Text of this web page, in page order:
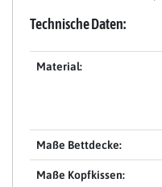
Technische Daten:
Material:
Maße Bettdecke:
Maße Kopfkissen: